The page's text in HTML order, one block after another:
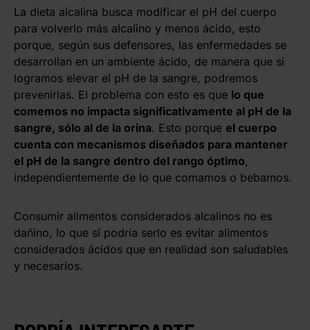
La dieta alcalina busca modificar el pH del cuerpo
para volverlo más alcalino y menos ácido, esto
porque, según sus defensores, las enfermedades se
desarrollan en un ambiente ácido, de manera que si
logramos elevar el pH de la sangre, podremos
prevenirlas. El problema con esto es que lo que
comemos no impacta significativamente al pH de la
sangre, sólo al de la orina. Esto porque el cuerpo
cuenta con mecanismos diseñados para mantener
el pH de la sangre dentro del rango óptimo,
independientemente de lo que comamos o bebamos.
Consumir alimentos considerados alcalinos no es
dañino, lo que sí podría serlo es evitar alimentos
considerados ácidos que en realidad son saludables
y necesarios.